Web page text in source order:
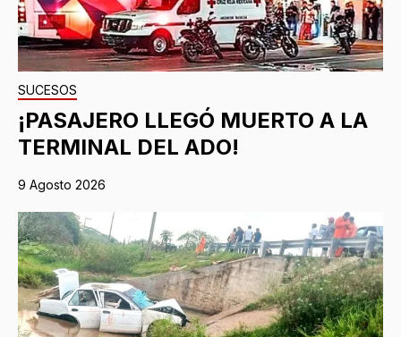
SUCESOS
¡PASAJERO LLEGÓ MUERTO A LA
TERMINAL DEL ADO!
9 Agosto 2026